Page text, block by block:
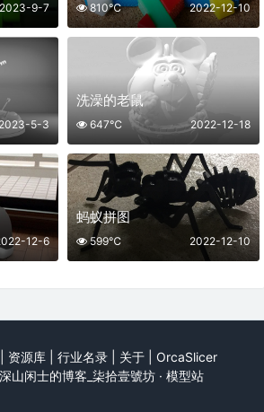
2023-9-7 2022-12-10
810℃
5-3
洗澡的老鼠
2022-12-18
647℃
12-6
蚂蚁拼图
2022-12-10
599℃
资源库| 行业名录| 关于| OrcaSlicer
深山闲士的博客_柒拾壹號坊 · 模型站